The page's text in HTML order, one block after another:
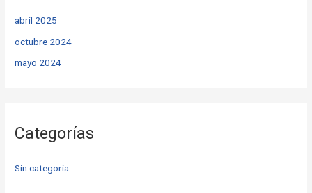
abril 2025
octubre 2024
mayo 2024
Categorías
Sin categoría